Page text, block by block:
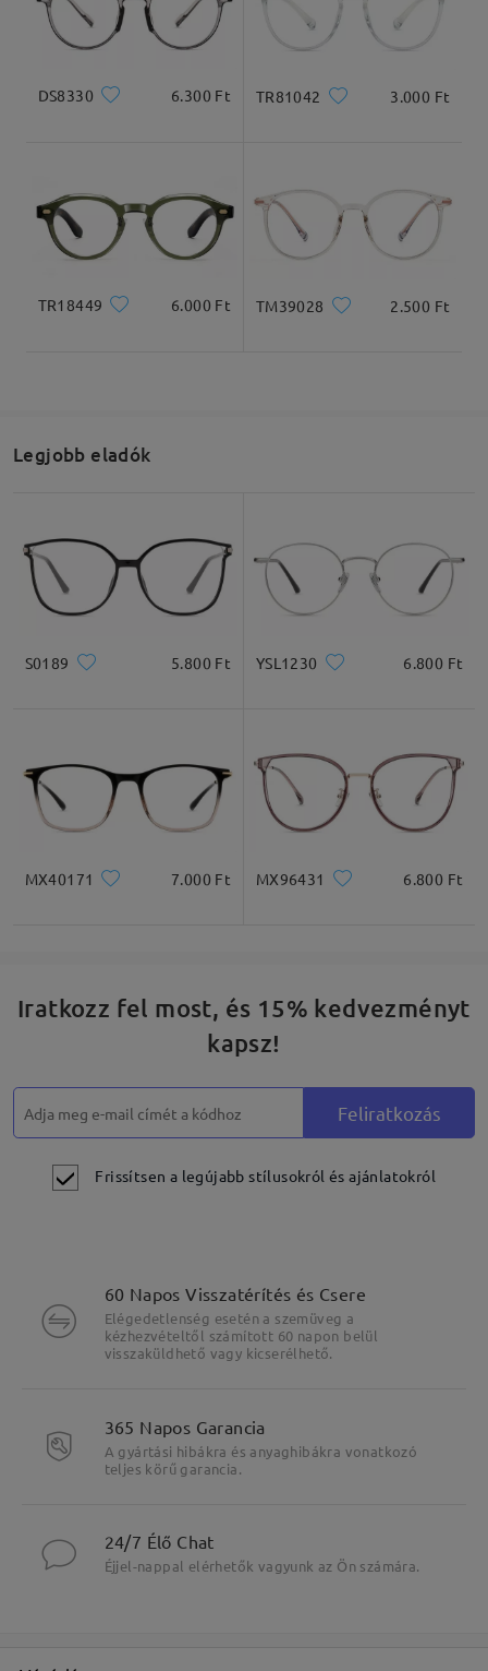
Arcforma:
Szögletes és kerek
Archossz: Arcszélesség:
Teljes szélesség Szárhossz
Ajánlott arcformák
* Csak tájékoztató jellegű
Fő jellemzők kiemelése
Kiszállítva
DS8330 6.300 Ft TR81042 3.000 Ft
TR18449 6.000 Ft TM39028 2.500 Ft
Legjobb eladók
S0189 5.800 Ft YSL1230 6.800 Ft
MX40171 7.000 Ft MX96431 6.800 Ft
Iratkozz fel most, és 15% kedvezményt
kapsz!
Feliratkozás
Frissítsen a legújabb stílusokról és ajánlatokról
60 Napos Visszatérítés és Csere
Elégedetlenség esetén a szemüveg a
kézhezvételtől számított 60 napon belül
visszaküldhető vagy kicserélhető.
365 Napos Garancia
A gyártási hibákra és anyaghibákra vonatkozó
teljes körű garancia.
24/7 Élő Chat
Éjjel-nappal elérhetők vagyunk az Ön számára.